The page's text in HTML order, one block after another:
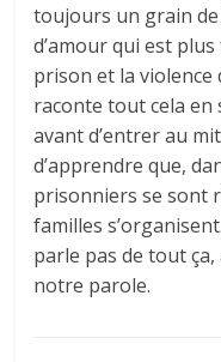
toujours un grain
d’amour qui est
prison et la violence
raconte tout cela
avant d’entrer au
d’apprendre que,
prisonniers se sont
familles
parle pas de tout
notre parole.